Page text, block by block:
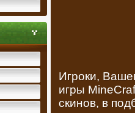
Игроки,
игры
скинов, в